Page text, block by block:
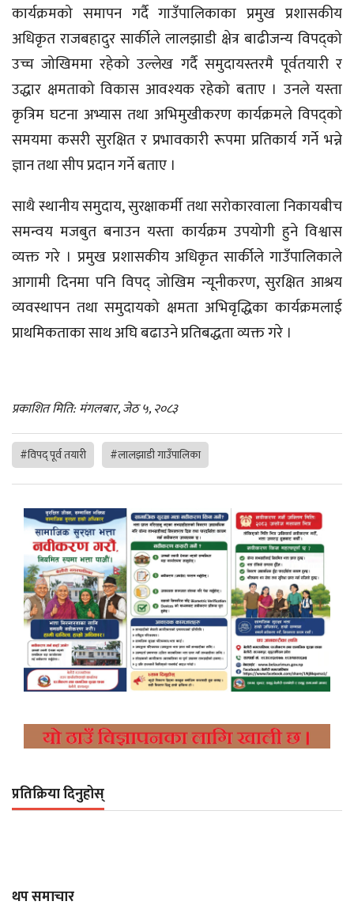
कार्यक्रमको समापन गर्दै गाउँपालिकाका प्रमुख प्रशासकीय
अधिकृत राजबहादुर सार्कीले लालझाडी क्षेत्र बाढीजन्य विपद्को
उच्च जोखिममा रहेको उल्लेख गर्दै समुदायस्तरमै पूर्वतयारी र
उद्धार क्षमताको विकास आवश्यक रहेको बताए । उनले यस्ता
कृत्रिम घटना अभ्यास तथा अभिमुखीकरण कार्यक्रमले विपद्को
समयमा कसरी सुरक्षित र प्रभावकारी रूपमा प्रतिकार्य गर्ने भन्ने
ज्ञान तथा सीप प्रदान गर्ने बताए ।
साथै स्थानीय समुदाय, सुरक्षाकर्मी तथा सरोकारवाला निकायबीच
समन्वय मजबुत बनाउन यस्ता कार्यक्रम उपयोगी हुने विश्वास
व्यक्त गरे । प्रमुख प्रशासकीय अधिकृत सार्कीले गाउँपालिकाले
आगामी दिनमा पनि विपद् जोखिम न्यूनीकरण, सुरक्षित आश्रय
व्यवस्थापन तथा समुदायको क्षमता अभिवृद्धिका कार्यक्रमलाई
प्राथमिकताका साथ अघि बढाउने प्रतिबद्धता व्यक्त गरे ।
प्रकाशित मिति: मंगलबार, जेठ ५, २०८३
#विपद् पूर्व तयारी #लालझाडी गाउँपालिका
प्रतिक्रिया दिनुहोस्
थप समाचार